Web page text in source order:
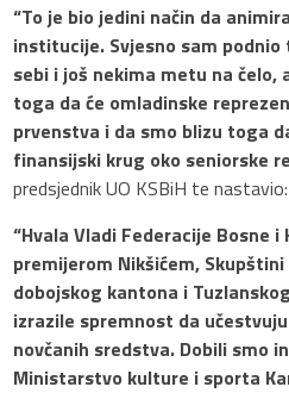
“To je bio jedini način da
institucije. Svjesno sam
sebi i još nekima metu na čelo,
toga da će omladinske
prvenstva i da smo blizu toga
finansijski krug oko seniorske
predsjednik UO KSBiH te nastavio:
“Hvala Vladi Federacije Bosne
premijerom Nikšićem,
dobojskog kantona i
izrazile spremnost da
novčanih sredstva. Dobili smo
Ministarstvo kulture i sporta